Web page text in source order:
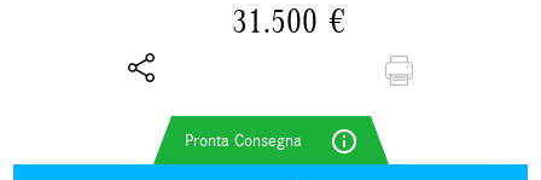
31.500 €
info_outline